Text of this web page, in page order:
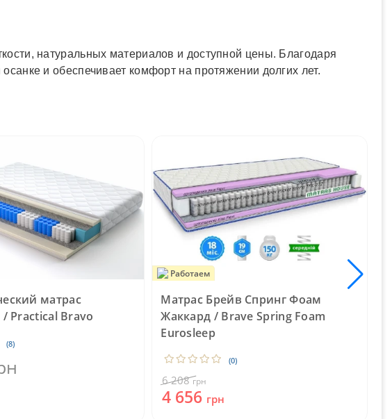
натуральных материалов и доступной цены. Благодаря
и обеспечивает комфорт на протяжении долгих лет.
матрас
Practical Bravo
(8)
Работаем
Матрас Брейв Спринг Фоам
Жаккард / Brave Spring Foam
Eurosleep
(0)
6 208грн
4 656 грн